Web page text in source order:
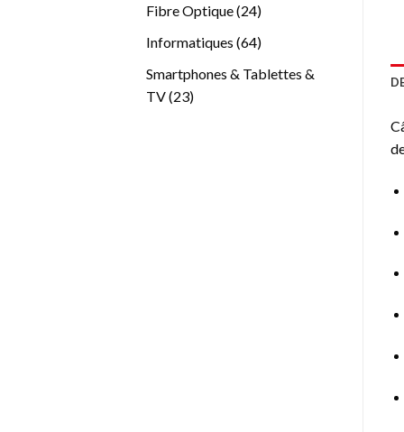
Fibre Optique 2424
Informatiques 6464
Smartphones & Tablettes &
TV 2323